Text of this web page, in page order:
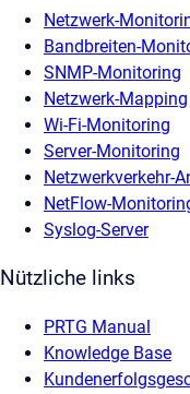
Netzwerk-
Bandbreiten-
SNMP-Monitoring
Netzwerk-Mapping
Wi-Fi-Monitoring
Server-Monitoring
Netzwerkverkehr-
NetFlow-
Syslog-Server
Nützliche links
PRTG Manual
Knowledge Base